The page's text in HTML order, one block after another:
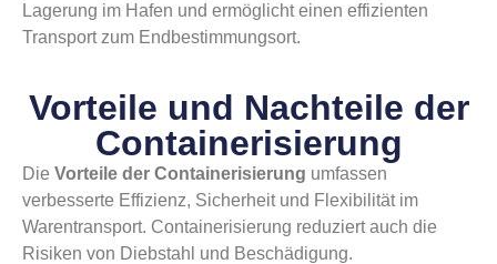
Lagerung im Hafen und ermöglicht einen effizienten
Transport zum Endbestimmungsort.
Vorteile und Nachteile der
Containerisierung
Die Vorteile der Containerisierung umfassen
verbesserte Effizienz, Sicherheit und Flexibilität im
Warentransport. Containerisierung reduziert auch die
Risiken von Diebstahl und Beschädigung.